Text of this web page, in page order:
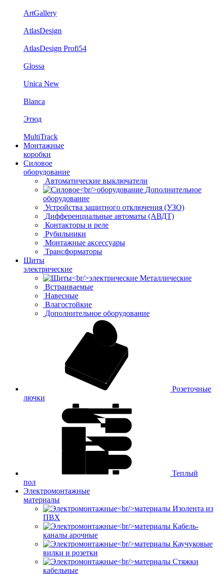
ArtGallery
AtlasDesign
AtlasDesign Profi54
Glossa
Unica New
Blanca
Этюд
MultiTrack
Монтажные
коробки
Силовое
оборудование
Автоматические выключатели
Дополнительное
оборудование
Устройства защитного отключения (УЗО)
Дифференциальные автоматы (АВДТ)
Контакторы и реле
Рубильники
Монтажные аксессуары
Трансформаторы
Щиты
электрические
Металлические
Встраиваемые
Навесные
Влагостойкие
Дополнительное оборудование
Розеточные
лючки
Теплый
пол
Электромонтажные
материалы
Изолента из
ПВХ
Кабель-
каналы арочные
Каучуковые
вилки и розетки
Стяжки
кабельные